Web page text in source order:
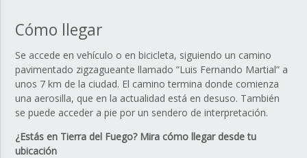
Cómo llegar
Se accede en vehículo o en bicicleta, siguiendo un camino
pavimentado zigzagueante llamado ”Luis Fernando Martial” a
unos 7 km de la ciudad. El camino termina donde comienza
una aerosilla, que en la actualidad está en desuso. También
se puede acceder a pie por un sendero de interpretación.
¿Estás en Tierra del Fuego? Mira cómo llegar desde tu
ubicación